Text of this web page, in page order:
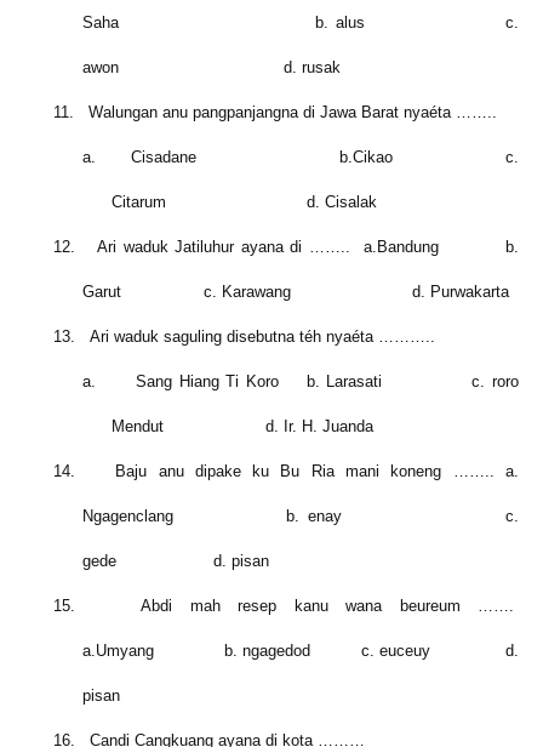
Saha b. alus c.
awon d. rusak
11. Walungan anu pangpanjangna di Jawa Barat nyaéta ……..
a. Cisadane b.Cikao c.
Citarum d. Cisalak
12. Ari waduk Jatiluhur ayana di …….. a.Bandung b.
Garut c. Karawang d. Purwakarta
13. Ari waduk saguling disebutna téh nyaéta ………..
a. Sang Hiang Ti Koro b. Larasati c. roro
Mendut d. Ir. H. Juanda
14. Baju anu dipake ku Bu Ria mani koneng …….. a.
Ngagenclang b. enay c.
gede d. pisan
15. Abdi mah resep kanu wana beureum …….
a.Umyang b. ngagedod c. euceuy d.
pisan
16. Candi Cangkuang ayana di kota………